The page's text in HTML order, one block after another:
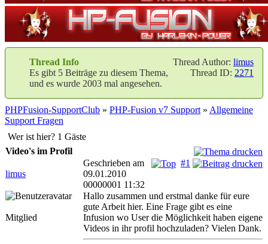
Thread Author: limus
Thread ID: 2271
Thread Info
Es gibt 5 Beiträge zu diesem Thema,
und es wurde 2003 mal angesehen.
PHPFusion-SupportClub » PHP-Fusion v7 Support » Allgemeine
Support Fragen
Wer ist hier? 1 Gäste
Video's im Profil
limus
#1
Geschrieben am
09.01.2010
00000001 11:32
Mitglied
Hallo zusammen und erstmal danke für eure
gute Arbeit hier. Eine Frage gibt es eine
Infusion wo User die Möglichkeit haben eigene
Videos in ihr profil hochzuladen? Vielen Dank.